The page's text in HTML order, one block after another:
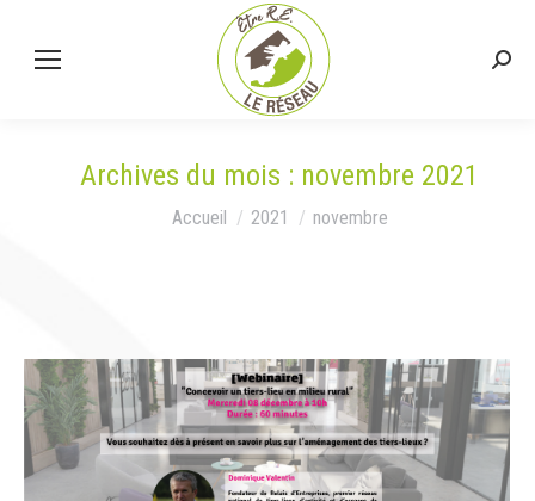
Archives du mois : novembre 2021
Vous êtes ici :
Accueil 2021 novembre